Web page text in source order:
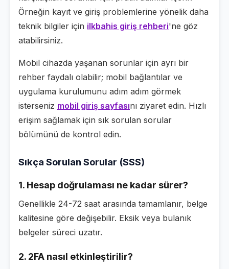
Örneğin kayıt ve giriş problemlerine yönelik daha
teknik bilgiler için ilkbahis giriş rehberi'ne göz
atabilirsiniz.
Mobil cihazda yaşanan sorunlar için ayrı bir
rehber faydalı olabilir; mobil bağlantılar ve
uygulama kurulumunu adım adım görmek
isterseniz mobil giriş sayfasını ziyaret edin. Hızlı
erişim sağlamak için sık sorulan sorular
bölümünü de kontrol edin.
Sıkça Sorulan Sorular (SSS)
1. Hesap doğrulaması ne kadar sürer?
Genellikle 24-72 saat arasında tamamlanır, belge
kalitesine göre değişebilir. Eksik veya bulanık
belgeler süreci uzatır.
2. 2FA nasıl etkinleştirilir?